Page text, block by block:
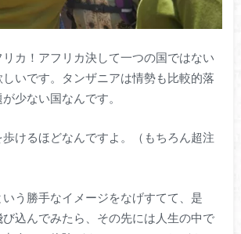
カ！アフリカ決して一つの国ではない
いです。タンザニアは情勢も比較的落
少ない国なんです。
けるほどなんですよ。（もちろん超注
う勝手なイメージをなげすてて、是
込んでみたら、その先には人生の中で